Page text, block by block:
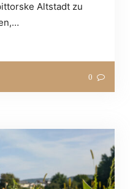
Altstadt zu
0